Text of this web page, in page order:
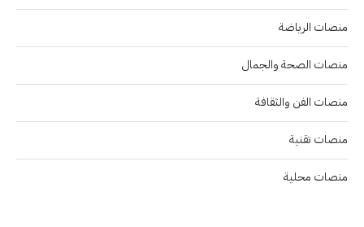
منصات الرياضة
منصات الصحة والجمال
منصات الفن والثقافة
منصات تقنية
منصات محلية